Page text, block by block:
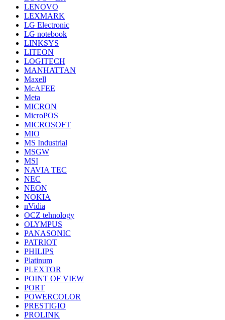
LENOVO
LEXMARK
LG Electronic
LG notebook
LINKSYS
LITEON
LOGITECH
MANHATTAN
Maxell
McAFEE
Meta
MICRON
MicroPOS
MICROSOFT
MIO
MS Industrial
MSGW
MSI
NAVIA TEC
NEC
NEON
NOKIA
nVidia
OCZ tehnology
OLYMPUS
PANASONIC
PATRIOT
PHILIPS
Platinum
PLEXTOR
POINT OF VIEW
PORT
POWERCOLOR
PRESTIGIO
PROLINK